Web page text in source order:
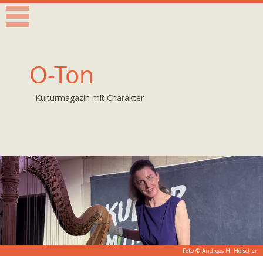
O-Ton
Kulturmagazin mit Charakter
Foto © Andreas H. Hölscher